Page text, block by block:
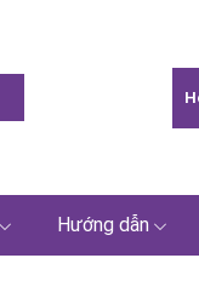
Hướng dẫn